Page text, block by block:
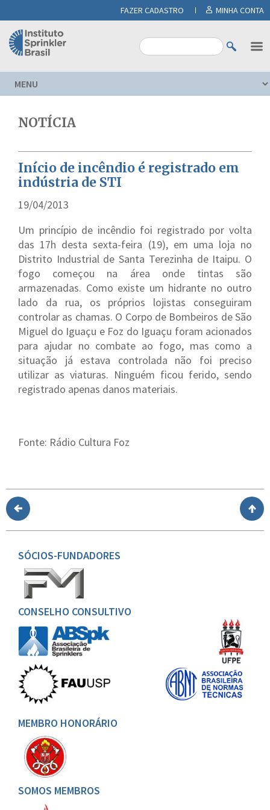
FAZER CADASTRO MINHA CONTA
NOTÍCIA
Início de incêndio é registrado em
indústria de STI
19/04/2013
Um princípio de incêndio foi registrado por volta
das 17h desta sexta-feira (19), em uma loja no
Distrito Industrial de Santa Terezinha de Itaipu. O
fogo começou na área onde tintas são
armazenadas. Como existe um hidrante no outro
lado da rua, os próprios lojistas conseguiram
controlar as chamas. O Corpo de Bombeiros de São
Miguel do Iguaçu e Foz do Iguaçu foram acionados
para ajudar no combate ao fogo, mas como a
situação já estava controlada não foi preciso
utilizar as viaturas. Ninguém ficou ferido, sendo
registrado apenas danos materiais.
Fonte: Rádio Cultura Foz
SÓCIOS-FUNDADORES
CONSELHO CONSULTIVO
MEMBRO HONORÁRIO
SOMOS MEMBROS